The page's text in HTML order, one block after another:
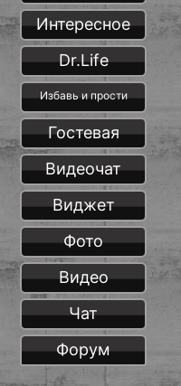
Интересное
Dr.Life
Избавь и прости
Гостевая
Видеочат
Виджет
Фото
Видео
Чат
Форум